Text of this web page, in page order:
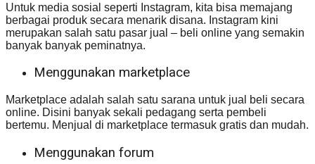
Untuk media sosial seperti Instagram, kita bisa memajang
berbagai produk secara menarik disana. Instagram kini
merupakan salah satu pasar jual – beli online yang semakin
banyak banyak peminatnya.
Menggunakan marketplace
Marketplace adalah salah satu sarana untuk jual beli secara
online. Disini banyak sekali pedagang serta pembeli
bertemu. Menjual di marketplace termasuk gratis dan mudah.
Menggunakan forum